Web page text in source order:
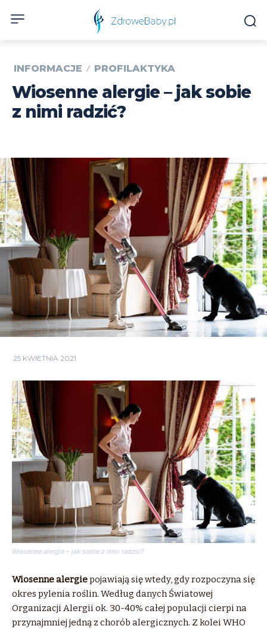
INFORMACJE PROFILAKTYKA
Wiosenne alergie – jak sobie
z nimi radzić?
25 KWIETNIA 2021
Wiosenne alergie – jak sobie z nimi radzić?
Wiosenne alergiepojawiają się wtedy, gdy rozpoczyna się
okres pylenia roślin. Według danych Światowej
OrganizacjiAlergiiok. 30-40% całej populacji cierpi na
przynajmniej jedną z chorób alergicznych. Z kolei WHO